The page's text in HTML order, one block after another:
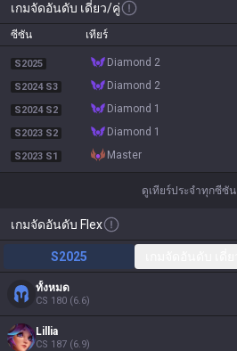
เกมจัดอันดับ เดี่ยว/คู่
ซีซัน เทียร์
S2025 diamond 2
S2024 S3 diamond 2
S2024 S2 diamond 1
S2023 S2 diamond 1
S2023 S1 master
ดูเทียร์ประจำทุกซีซัน
เกมจัดอันดับ Flex
S2025
ทั้งหมด
CS 180 (6.6)
Lillia
CS 187 (6.9)